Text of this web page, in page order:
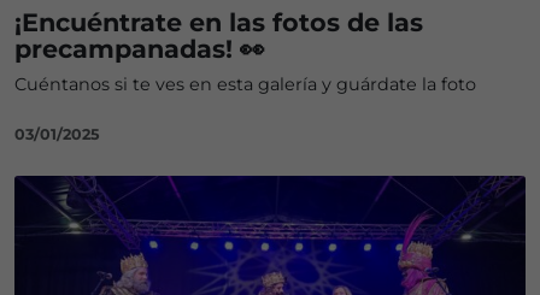
¡Encuéntrate en las fotos de las
precampanadas! 👀
Cuéntanos si te ves en esta galería y guárdate la foto
03/01/2025